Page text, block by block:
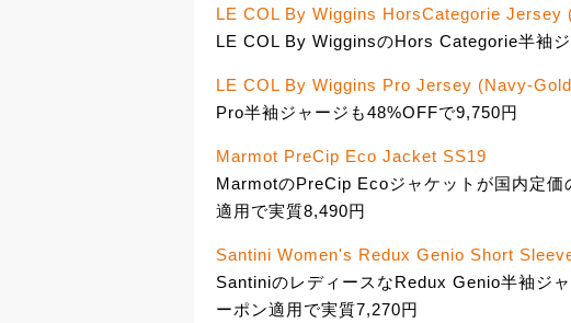
LE COL By Wiggins HorsCategorie Jersey
LE COL By WigginsのHors Categorie半袖
LE COL By Wiggins Pro Jersey (Navy-
Pro半袖ジャージも48%OFFで9,750円
Marmot PreCip Eco Jacket SS19
MarmotのPreCip Ecoジャケットが国内定
適用で実質8,490円
Santini Women's Redux Genio Short
SantiniのレディースなRedux Genio半袖ジ
ーポン適用で実質7,270円